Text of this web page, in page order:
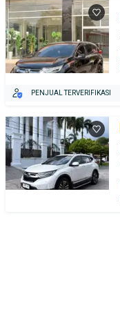
PENJUAL TERVERIFIKASI